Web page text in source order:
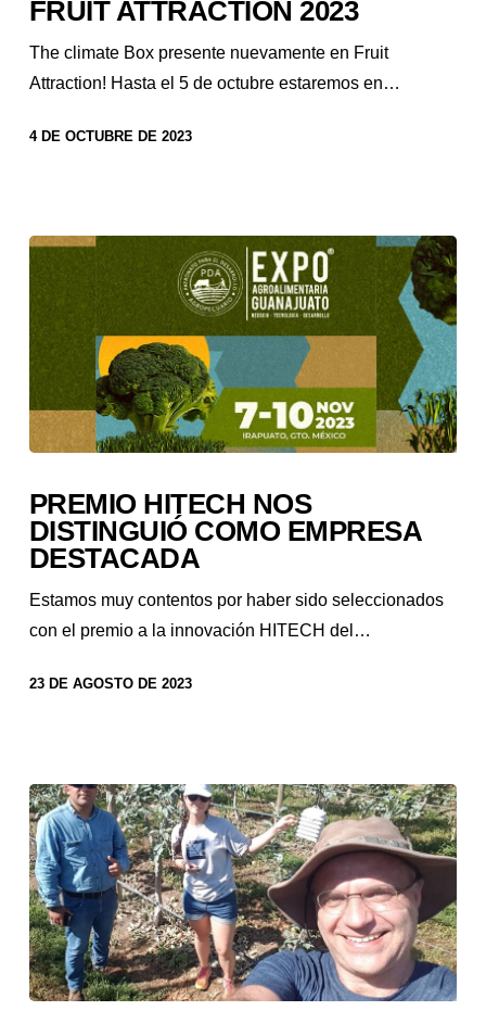
FRUIT ATTRACTION 2023
The climate Box presente nuevamente en Fruit
Attraction! Hasta el 5 de octubre estaremos en…
4 DE OCTUBRE DE 2023
PREMIO HITECH NOS
DISTINGUIÓ COMO EMPRESA
DESTACADA
Estamos muy contentos por haber sido seleccionados
con el premio a la innovación HITECH del…
23 DE AGOSTO DE 2023